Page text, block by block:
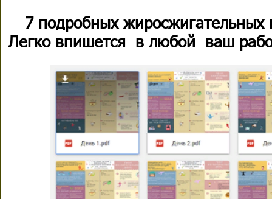
7 подробных
Легко впишется в любой ваш